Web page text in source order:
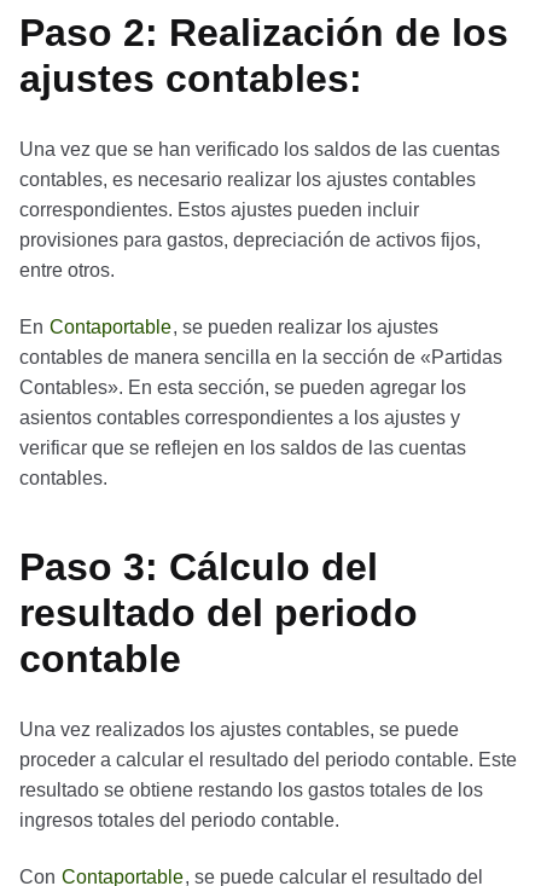
Paso 2: Realización de los
ajustes contables:
Una vez que se han verificado los saldos de las cuentas
contables, es necesario realizar los ajustes contables
correspondientes. Estos ajustes pueden incluir
provisiones para gastos, depreciación de activos fijos,
entre otros.
En Contaportable, se pueden realizar los ajustes
contables de manera sencilla en la sección de «Partidas
Contables». En esta sección, se pueden agregar los
asientos contables correspondientes a los ajustes y
verificar que se reflejen en los saldos de las cuentas
contables.
Paso 3: Cálculo del
resultado del periodo
contable
Una vez realizados los ajustes contables, se puede
proceder a calcular el resultado del periodo contable. Este
resultado se obtiene restando los gastos totales de los
ingresos totales del periodo contable.
Con Contaportable, se puede calcular el resultado del